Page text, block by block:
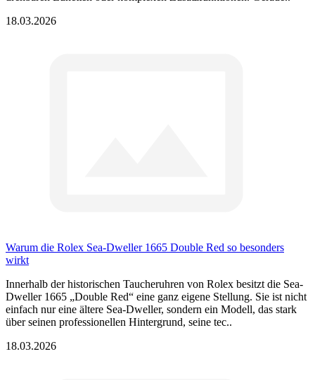
18.03.2026
Warum die Rolex Sea-Dweller 1665 Double Red so besonders
wirkt
Innerhalb der historischen Taucheruhren von Rolex besitzt die Sea-
Dweller 1665 „Double Red“ eine ganz eigene Stellung. Sie ist nicht
einfach nur eine ältere Sea-Dweller, sondern ein Modell, das stark
über seinen professionellen Hintergrund, seine tec..
18.03.2026